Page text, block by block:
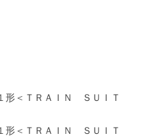
形＜ＴＲＡＩＮ ＳＵＩＴ
形＜ＴＲＡＩＮ ＳＵＩＴ